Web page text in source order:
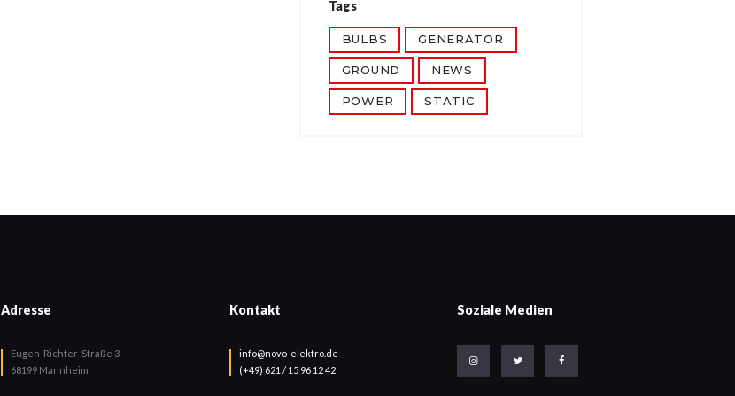
Tags
BULBS GENERATOR
GROUND NEWS
POWER STATIC
Adresse
Eugen-Richter-Straße 3
68199 Mannheim
Kontakt
info@novo-elektro.de
(+49) 621 / 15 96 12 42
Soziale Medien